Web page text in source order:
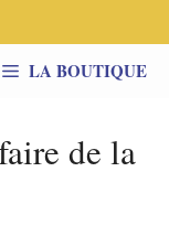
LA BOUTIQUE
de la